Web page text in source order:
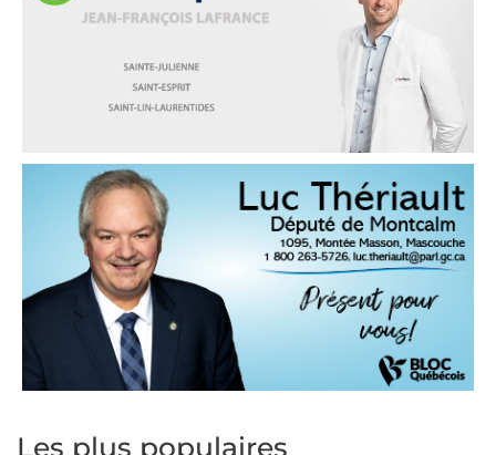
Les plus populaires